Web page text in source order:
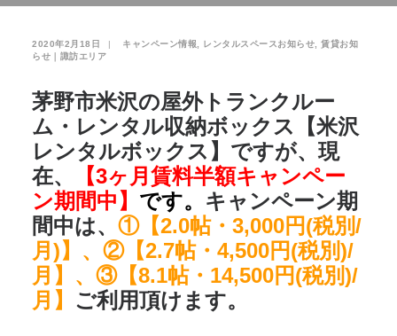
2020年2月18日 | キャンペーン情報 レンタルスペースお知らせ
賃貸お知
らせ｜諏訪エリア
茅野市米沢の屋外トランクルー
ム・レンタル収納ボックス【米沢
レンタルボックス】 ですが、現
在、
【3ヶ月賃料半額キャンペー
ン期間中】 です。 キャンペーン期
間中は、 ①【2.0帖・3,000円(税別/
月)】、②【2.7帖・4,500円(税別)/
月】、③【8.1帖・14,500円(税別)/
月】 ご利用頂けます。